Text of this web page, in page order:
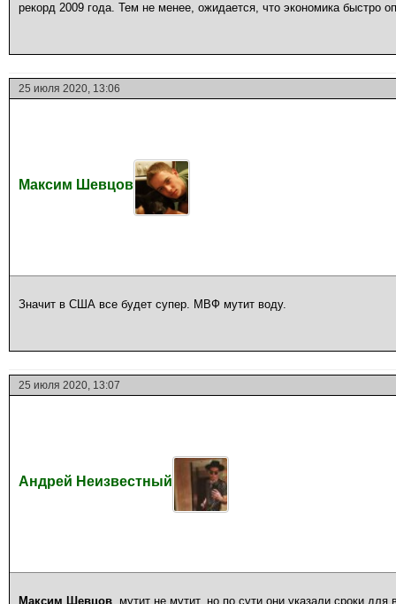
рекорд 2009 года. Тем не менее, ожидается, что экономика быстро
25 июля 2020, 13:06
Максим Шевцов
Значит в США все будет супер. МВФ мутит воду.
25 июля 2020, 13:07
Андрей Неизвестный
Максим Шевцов , мутит не мутит, но по сути они указали сроки